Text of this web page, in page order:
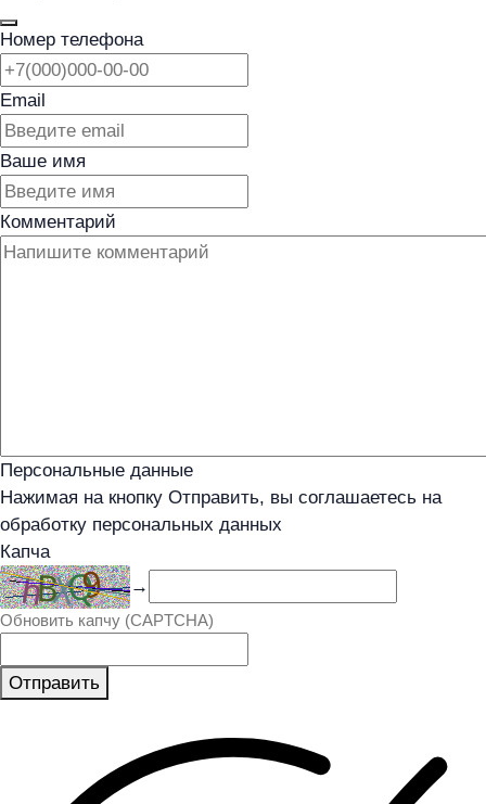
Номер телефона
Email
Ваше имя
Комментарий
Персональные данные
Нажимая на кнопку Отправить, вы соглашаетесь на
обработку персональных данных
Капча
→
Обновить капчу (CAPTCHA)
Отправить